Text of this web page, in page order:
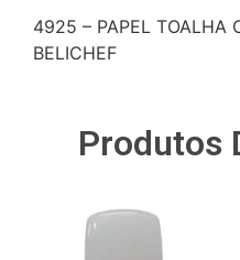
4925 – PAPEL TOALHA
BELICHEF
Produtos